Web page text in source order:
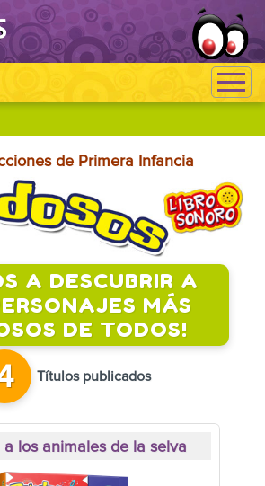
de Primera Infancia
A DESCUBRIR A
MÁS
DE TODOS!
Títulos publicados
a los animales de la selva